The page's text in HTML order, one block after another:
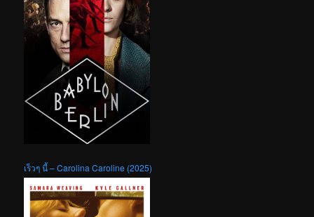
เร็วๆ นี้ – Carolina Caroline (2025)